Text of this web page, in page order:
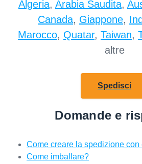
Algeria, Arabia Saudita,
Canada, Giappone,
Marocco, Quatar, Taiwan,
altre
Spedisci
Domande e
Come creare la spedizione con
Come imballare?